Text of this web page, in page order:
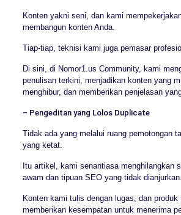
Konten yakni seni, dan kami
membangun konten Anda.
Tiap-tiap, teknisi kami juga pemasar
Di sini, di Nomor1.us Community, kami
penulisan terkini, menjadikan konten yang
menghibur, dan memberikan penjelasan
– Pengeditan yang Lolos Duplicate
Tidak ada yang melalui ruang pemotongan
yang ketat.
Itu artikel, kami senantiasa menghilangkan
awam dan tipuan SEO yang tidak dianjurkan.
Konten kami tulis dengan lugas, dan produk
memberikan kesempatan untuk menerima